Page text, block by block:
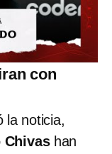
con
la noticia,
Chivashan